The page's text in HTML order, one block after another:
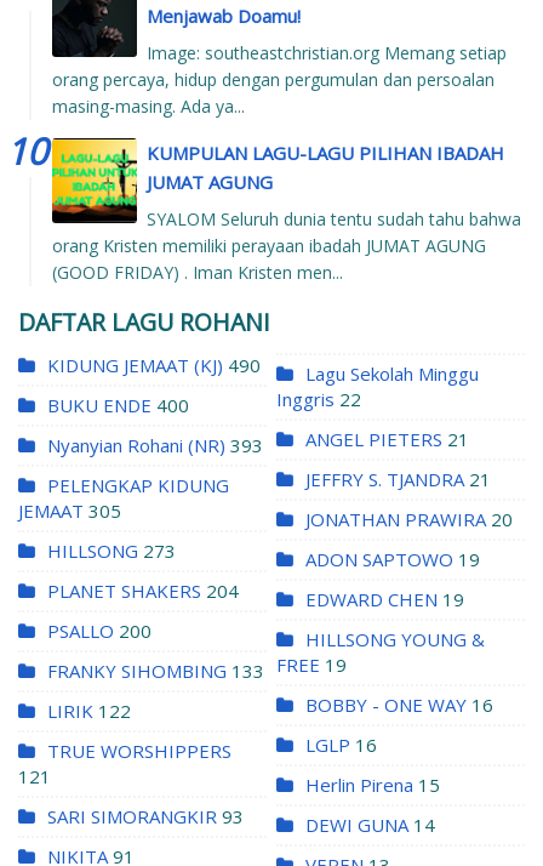
Menjawab Doamu!
Image: southeastchristian.org Memang setiap
orang percaya, hidup dengan pergumulan dan persoalan
masing-masing. Ada ya...
KUMPULAN LAGU-LAGU PILIHAN IBADAH
JUMAT AGUNG
SYALOM Seluruh dunia tentu sudah tahu bahwa
orang Kristen memiliki perayaan ibadah JUMAT AGUNG
(GOOD FRIDAY) . Iman Kristen men...
DAFTAR LAGU ROHANI
KIDUNG JEMAAT (KJ) 490
BUKU ENDE 400
Nyanyian Rohani (NR) 393
PELENGKAP KIDUNG
JEMAAT 305
HILLSONG 273
PLANET SHAKERS 204
PSALLO 200
FRANKY SIHOMBING 133
LIRIK 122
TRUE WORSHIPPERS
121
SARI SIMORANGKIR 93
NIKITA 91
Lagu Sekolah Minggu
Inggris 22
ANGEL PIETERS 21
JEFFRY S. TJANDRA 21
JONATHAN PRAWIRA 20
ADON SAPTOWO 19
EDWARD CHEN 19
HILLSONG YOUNG &
FREE 19
BOBBY - ONE WAY 16
LGLP 16
Herlin Pirena 15
DEWI GUNA 14